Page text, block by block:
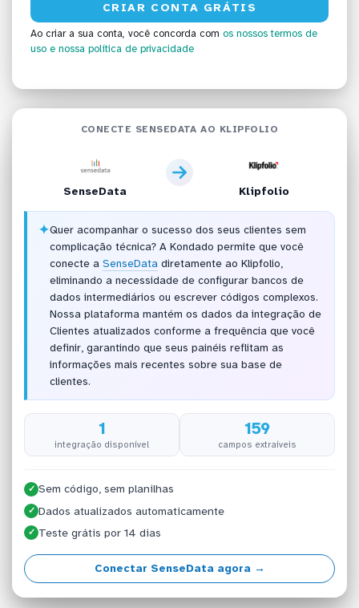
Ao criar a sua conta, você concorda com os nossos termos de
uso e nossa política de privacidade
CONECTE SENSEDATA AO KLIPFOLIO
SenseData Klipfolio
✦Quer acompanhar o sucesso dos seus clientes sem
complicação técnica? A Kondado permite que você
conecte a SenseDatadiretamente ao Klipfolio,
eliminando a necessidade de configurar bancos de
dados intermediários ou escrever códigos complexos.
Nossa plataforma mantém os dados da integração de
Clientes atualizados conforme a frequência que você
definir, garantindo que seus painéis reflitam as
informações mais recentes sobre sua base de
clientes.
1
integração disponível
159
campos extraíveis
✓ Sem código, sem planilhas
✓ Dados atualizados automaticamente
✓ Teste grátis por 14 dias
Conectar SenseData agora →